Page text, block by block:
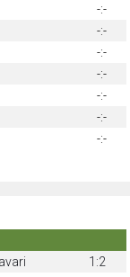
-:-
-:-
-:-
-:-
-:-
-:-
-:-
1:2